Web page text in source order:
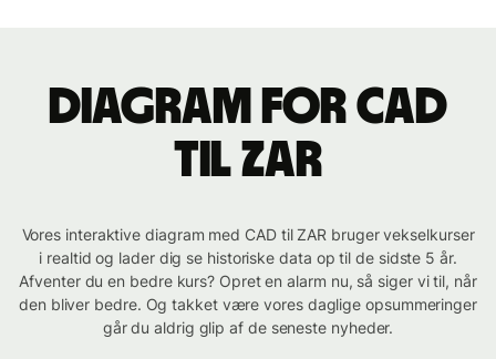
Diagram for CAD
til ZAR
Vores interaktive diagram med CAD til ZAR bruger vekselkurser
i realtid og lader dig se historiske data op til de sidste 5 år.
Afventer du en bedre kurs? Opret en alarm nu, så siger vi til, når
den bliver bedre. Og takket være vores daglige opsummeringer
går du aldrig glip af de seneste nyheder.